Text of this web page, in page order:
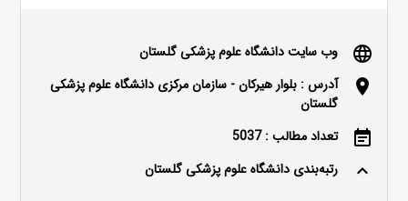
language وب سایت دانشگاه علوم پزشکی گلستان
location_on
آدرس : بلوار هیرکان - سازمان مرکزی دانشگاه علوم پزشکی
گلستان
event_note تعداد مطالب : 5037
keyboard_arrow_up رتبه‌بندی دانشگاه علوم پزشکی گلستان